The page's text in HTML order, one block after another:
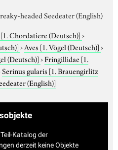
headed Seedeater (English)
[1. Chordatiere (Deutsch)]›
›Aves [1. Vögel (Deutsch)]›
(Deutsch)]›Fringillidae [1.
Serinus gularis [1. Brauengirlitz
(English)]
Katalog der
derzeit keine Objekte